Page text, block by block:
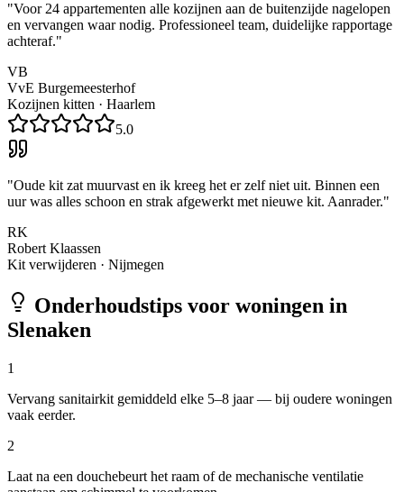
"Voor 24 appartementen alle kozijnen aan de buitenzijde nagelopen
en vervangen waar nodig. Professioneel team, duidelijke rapportage
achteraf."
VB
VvE Burgemeesterhof
Kozijnen kitten · Haarlem
5.0
"Oude kit zat muurvast en ik kreeg het er zelf niet uit. Binnen een
uur was alles schoon en strak afgewerkt met nieuwe kit. Aanrader."
RK
Robert Klaassen
Kit verwijderen · Nijmegen
Onderhoudstips voor woningen in
Slenaken
1
Vervang sanitairkit gemiddeld elke 5–8 jaar — bij oudere woningen
vaak eerder.
2
Laat na een douchebeurt het raam of de mechanische ventilatie